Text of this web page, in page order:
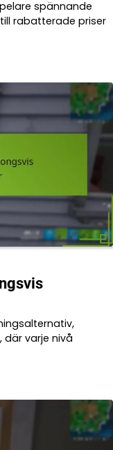
spännande
rabatterade priser
varje nivå